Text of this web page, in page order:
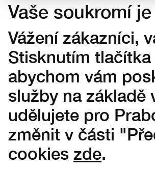
Vaše soukromí
Vážení zákazníci,
Stisknutím
abychom vám
služby na základě
udělujete pro
změnit v části
cookies zde.
Vyrobeno ve Slavičíně v
republice
Nakupujte přímo od výrobce